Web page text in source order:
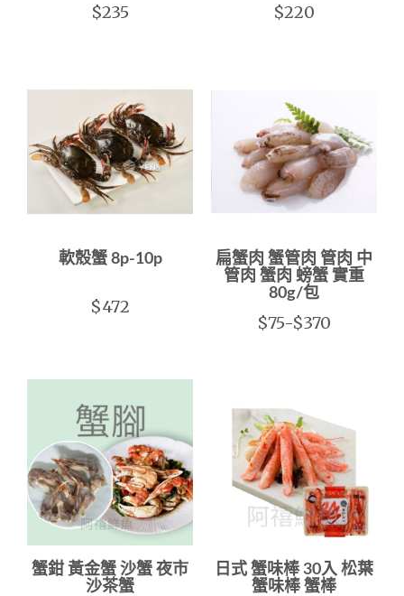
$235 $220
軟殼蟹 8p-10p
$472
扁蟹肉 蟹管肉 管肉 中
管肉 蟹肉 螃蟹 實重
80g/包
$75-$370
蟹鉗 黃金蟹 沙蟹 夜市
沙茶蟹
日式 蟹味棒 30入 松葉
蟹味棒 蟹棒